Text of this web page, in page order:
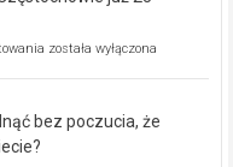
„Zdrowie
bezpłatna
została wyłączona
bez poczucia, że